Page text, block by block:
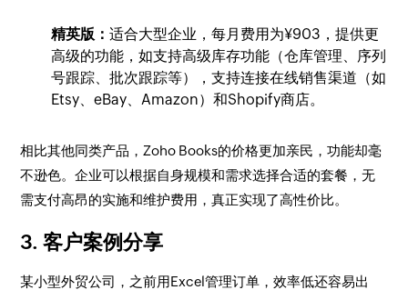
精英版：适合大型企业，每月费用为¥903，提供更
高级的功能，如支持高级库存功能（仓库管理、序列
号跟踪、批次跟踪等），支持连接在线销售渠道（如
Etsy、eBay、Amazon）和Shopify商店。
相比其他同类产品，Zoho Books的价格更加亲民，功能却毫
不逊色。企业可以根据自身规模和需求选择合适的套餐，无
需支付高昂的实施和维护费用，真正实现了高性价比。
3. 客户案例分享
某小型外贸公司，之前用Excel管理订单，效率低还容易出